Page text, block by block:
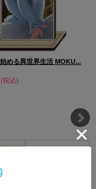
める異世界生活 MOKU...
税込)